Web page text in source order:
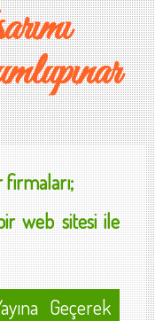
firmaları;
web sitesi ile
Geçerek